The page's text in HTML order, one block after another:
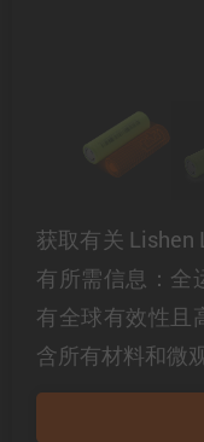
获取有关 Lishen
有所需信息：全
有全球有效性且
含所有材料和微